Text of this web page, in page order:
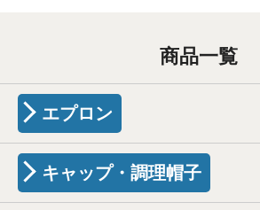
商品一覧
エプロン
キャップ・調理帽子